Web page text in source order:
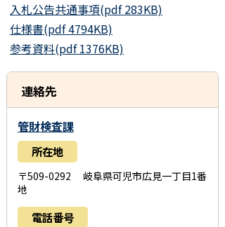
入札公告共通事項(pdf 283KB)
仕様書(pdf 4794KB)
参考資料(pdf 1376KB)
連絡先
管財検査課
所在地
〒509-0292 岐阜県可児市広見一丁目1番
地
電話番号